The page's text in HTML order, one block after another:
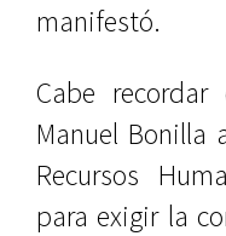
manifestó.
Cabe
Manuel Bonilla
Recursos
para exigir la